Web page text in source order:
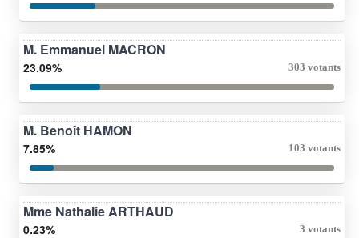
M. Emmanuel MACRON
23.09% 303 votants
M. Benoît HAMON
7.85% 103 votants
Mme Nathalie ARTHAUD
0.23% 3 votants